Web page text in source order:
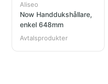
Aliseo
Now Handdukshållare,
enkel 648mm
Avtalsprodukter